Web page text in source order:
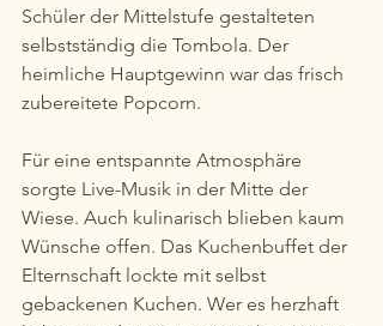
Schüler der Mittelstufe gestalteten
selbstständig die Tombola. Der
heimliche Hauptgewinn war das frisch
zubereitete Popcorn.
Für eine entspannte Atmosphäre
sorgte Live-Musik in der Mitte der
Wiese. Auch kulinarisch blieben kaum
Wünsche offen. Das Kuchenbuffet der
Elternschaft lockte mit selbst
gebackenen Kuchen. Wer es herzhaft